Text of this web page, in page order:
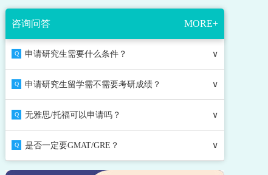
咨询问答 MORE+
Q 申请研究生需要什么条件？ ∨
Q 申请研究生留学需不需要考研成绩？ ∨
Q 无雅思/托福可以申请吗？ ∨
Q 是否一定要GMAT/GRE？ ∨